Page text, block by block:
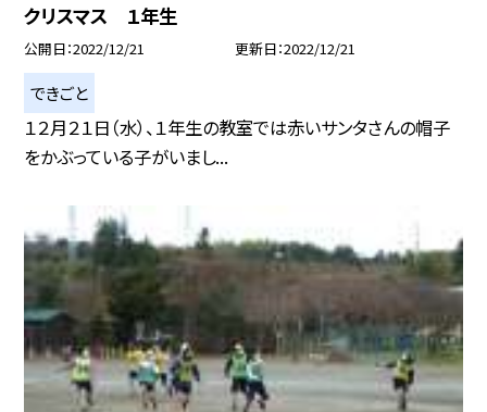
クリスマス １年生
公開日 2022/12/21 更新日 2022/12/21
できごと
１２月２１日（水）、１年生の教室では赤いサンタさんの帽子
をかぶっている子がいまし...